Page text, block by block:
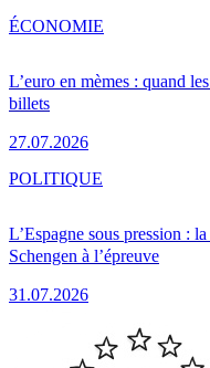
L’euro en mèmes : quand
billets
27.07.2026
ÉCONOMIE
L’Espagne sous pression :
Schengen à l’épreuve
31.07.2026
POLITIQUE